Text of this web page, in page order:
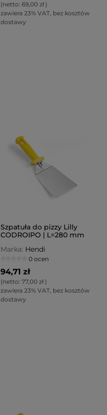
(netto: 69,00 zł)
zawiera 23% VAT, bez kosztów
dostawy
Szpatuła do pizzy Lilly
CODROIPO | L=280 mm
Marka: Hendi
0 ocen
94,71 zł
(netto: 77,00 zł)
zawiera 23% VAT, bez kosztów
dostawy